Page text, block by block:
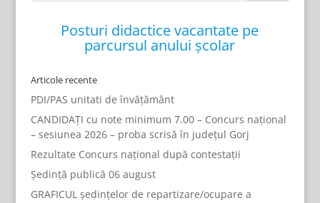
Posturi didactice vacantate pe
parcursul anului școlar
Articole recente
PDI/PAS unitati de învățământ
CANDIDAȚI cu note minimum 7.00 – Concurs național
– sesiunea 2026 – proba scrisă în județul Gorj
Rezultate Concurs național după contestații
Ședință publică 06 august
GRAFICUL ședințelor de repartizare/ocupare a